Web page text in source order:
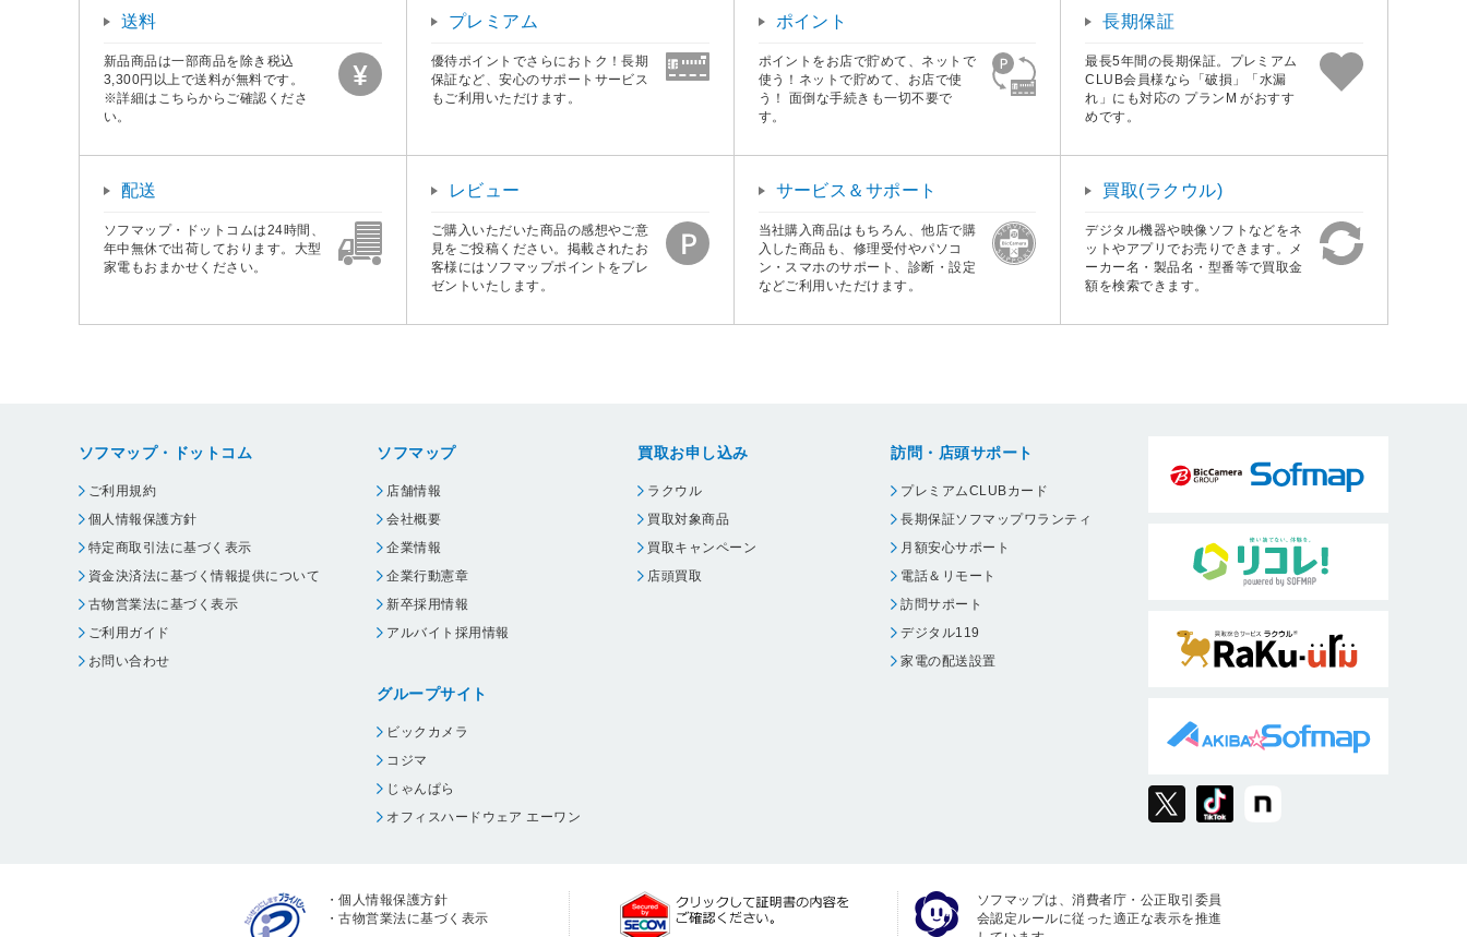
送料
新品商品は一部商品を除き税込
3,300円以上で送料が無料です。
※詳細はこちらからご確認くださ
い。
プレミアム
優待ポイントでさらにおトク！長期
保証など、安心のサポートサービス
もご利用いただけます。
ポイント
ポイントをお店で貯めて、ネットで
使う！ネットで貯めて、お店で使
う！ 面倒な手続きも一切不要で
す。
長期保証
最長5年間の長期保証。プレミアム
CLUB会員様なら「破損」「水漏
れ」にも対応の プランM がおすす
めです。
配送
ソフマップ・ドットコムは24時間、
年中無休で出荷しております。大型
家電もおまかせください。
レビュー
ご購入いただいた商品の感想やご意
見をご投稿ください。掲載されたお
客様にはソフマップポイントをプレ
ゼントいたします。
サービス＆サポート
当社購入商品はもちろん、他店で購
入した商品も、修理受付やパソコ
ン・スマホのサポート、診断・設定
などご利用いただけます。
買取(ラクウル)
デジタル機器や映像ソフトなどをネ
ットやアプリでお売りできます。メ
ーカー名・製品名・型番等で買取金
額を検索できます。
ソフマップ・ドットコム
ご利用規約
個人情報保護方針
特定商取引法に基づく表示
資金決済法に基づく情報提供について
古物営業法に基づく表示
ご利用ガイド
お問い合わせ
ソフマップ
店舗情報
会社概要
企業情報
企業行動憲章
新卒採用情報
アルバイト採用情報
グループサイト
ビックカメラ
コジマ
じゃんぱら
オフィスハードウェア エーワン
買取お申し込み
ラクウル
買取対象商品
買取キャンペーン
店頭買取
訪問・店頭サポート
プレミアムCLUBカード
長期保証ソフマップワランティ
月額安心サポート
電話＆リモート
訪問サポート
デジタル119
家電の配送設置
・個人情報保護方針
・古物営業法に基づく表示
ソフマップは、消費者庁・公正取引委員
会認定ルールに従った適正な表示を推進